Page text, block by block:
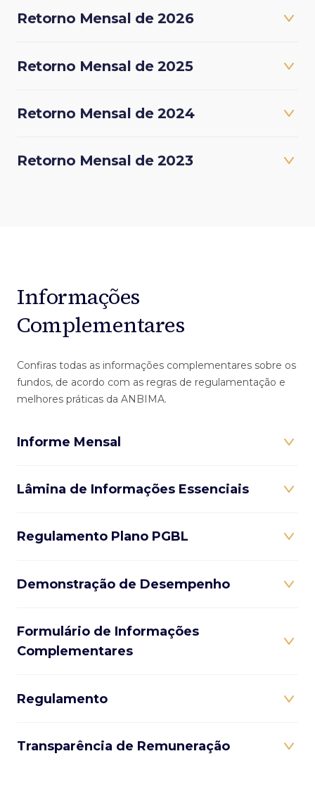
Retorno Mensal de 2026
Retorno Mensal de 2025
Retorno Mensal de 2024
Retorno Mensal de 2023
Informações
Complementares
Confiras todas as informações complementares sobre os
fundos, de acordo com as regras de regulamentação e
melhores práticas da ANBIMA.
Informe Mensal
Lâmina de Informações Essenciais
Regulamento Plano PGBL
Demonstração de Desempenho
Formulário de Informações
Complementares
Regulamento
Transparência de Remuneração